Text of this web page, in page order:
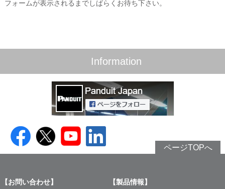
フォームが表示されるまでしばらくお待ち下さい。
Information
ページTOPへ
【お問い合わせ】 【製品情報】